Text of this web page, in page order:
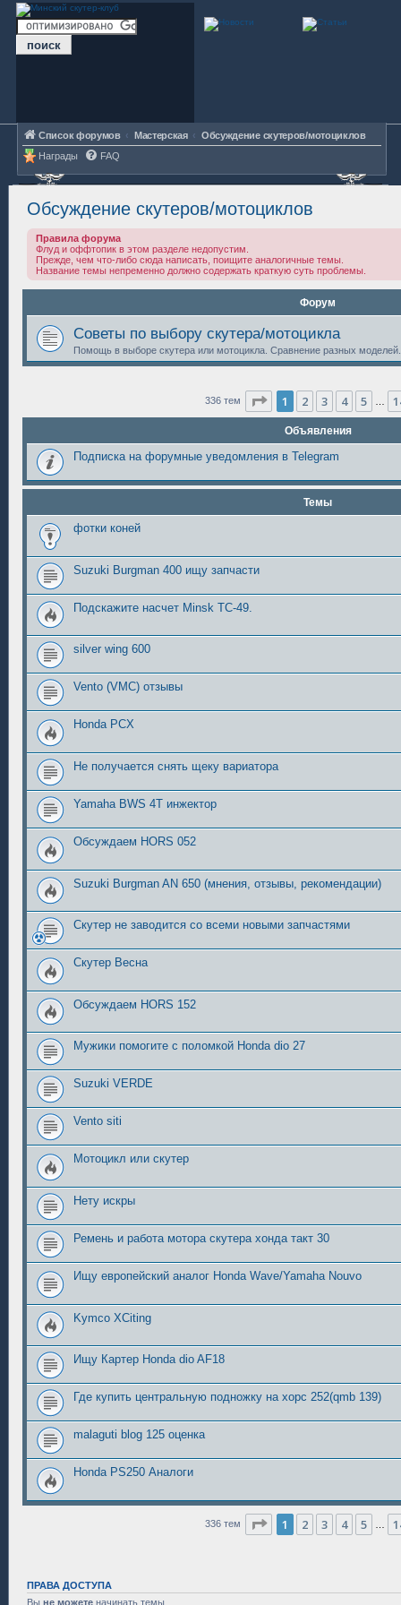
Список форумов Мастерская
Обсуждение скутеров/мотоциклов
Награды
FAQ
Обсуждение скутеров/мотоциклов
Правила форума
Флуд и оффтопик в этом разделе недопустим.
Прежде, чем что-либо сюда написать, поищите аналогичные темы.
Название темы непременно должно содержать краткую суть проблемы.
Форум
Советы по выбору скутера/мотоцикла
Помощь в выборе скутера или мотоцикла. Сравнение разных моделей.
336 тем Страница из 14
1 2 3 4 5
Объявления
Подписка на форумные уведомления в Telegram
Темы
фотки коней
Suzuki Burgman 400 ищу запчасти
Подскажите насчет Minsk TC-49.
silver wing 600
Vento (VMC) отзывы
Honda PCX
Не получается снять щеку вариатора
Yamaha BWS 4Т инжектор
Обсуждаем HORS 052
Suzuki Burgman AN 650 (мнения, отзывы, рекомендации)
Скутер не заводится со всеми новыми запчастями
Скутер Весна
Обсуждаем HORS 152
Мужики помогите с поломкой Honda dio 27
Suzuki VERDE
Vento siti
Мотоцикл или скутер
Нету искры
Ремень и работа мотора скутера хонда такт 30
Ищу европейский аналог Honda Wave/Yamaha Nouvo
Kymco XCiting
Ищу Картер Honda dio AF18
Где купить центральную подножку на хорс 252(qmb 139)
malaguti blog 125 оценка
Honda PS250 Аналоги
336 тем Страница из 14
1 2 3 4 5
ПРАВА ДОСТУПА
Вы не можете начинать темы